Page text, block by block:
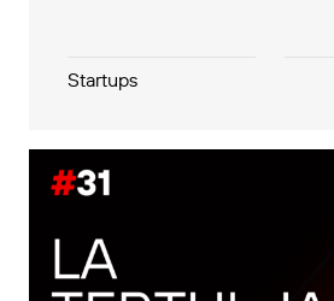
Startups